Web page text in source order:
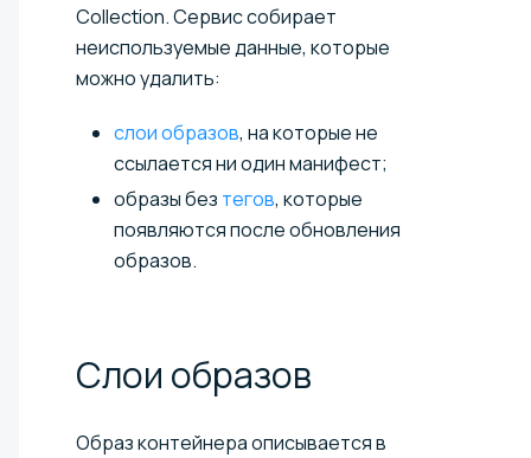
Collection. Сервис собирает
неиспользуемые данные, которые
можно удалить:
слои образов, на которые не
ссылается ни один манифест;
образы без тегов, которые
появляются после обновления
образов.
Слои образов
Образ контейнера описывается в